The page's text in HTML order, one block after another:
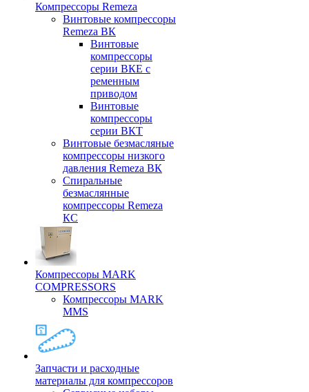
Компрессоры Remeza
Винтовые компрессоры
Remeza ВК
Винтовые
компрессоры
серии ВКЕ с
ременным
приводом
Винтовые
компрессоры
серии ВКТ
Винтовые безмасляные
компрессоры низкого
давления Remeza ВК
Спиральные
безмаслянные
компрессоры Remeza
КС
Компрессоры MARK
COMPRESSORS
Компрессоры MARK
MMS
Запчасти и расходные
материалы для компрессоров